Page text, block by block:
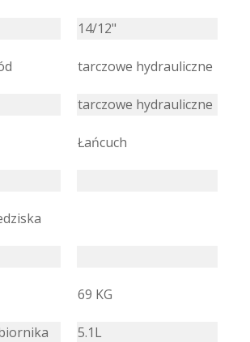
14/12"
tarczowe hydrauliczne
tarczowe hydrauliczne
Łańcuch
69 KG
5.1L